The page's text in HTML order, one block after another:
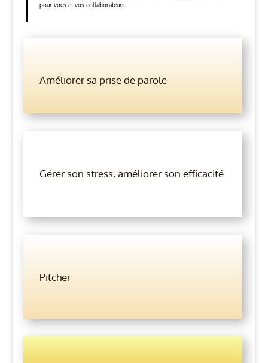
pour vous et vos collaborateurs
Améliorer sa prise de parole
Gérer son stress, améliorer son efficacité
Pitcher